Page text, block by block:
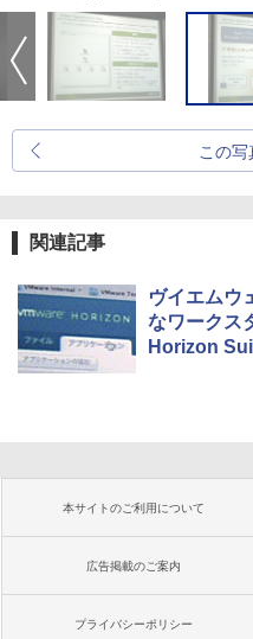
この
関連記事
ヴイエムウ
なワークス
Horizon
本サイトのご利用について
広告掲載のご案内
プライバシーポリシー